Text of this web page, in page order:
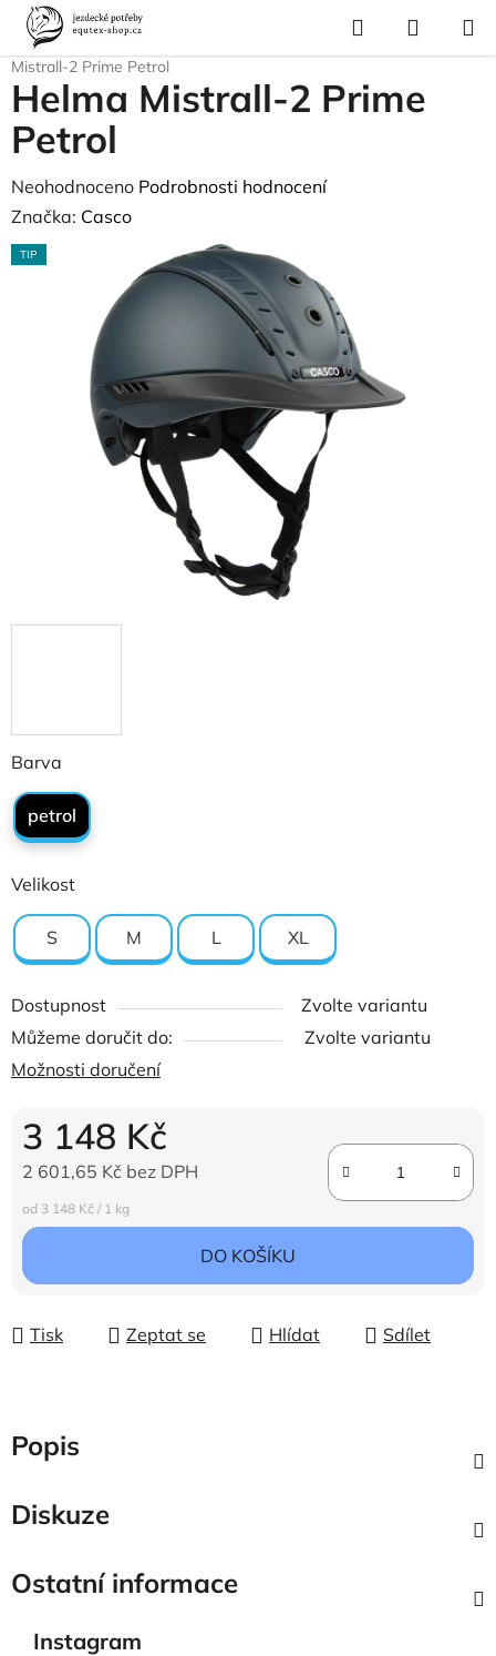
Přejít
obsah
Hledat
KOŠÍK
Domů
Pro jezdce
Mistrall-2 Prime Petrol
Barva
petrol
Velikost
S M L XL
Dostupnost
Zvolte variantu
Můžeme doručit do:
Zvolte variantu
Možnosti doručení
3 148 Kč
2 601,65 Kč bez DPH
Měrná cena:
od 3 148 Kč / 1 kg
DO KOŠÍKU
Tisk Zeptat se Hlídat Sdílet
Helma Mistrall-2 Prime
Petrol
Průměrné
hodnocení
produktu
hvězdiček.
Neohodnoceno Podrobnosti hodnocení
Značka: Casco
TIP
Popis
Diskuze
Ostatní informace
Instagram